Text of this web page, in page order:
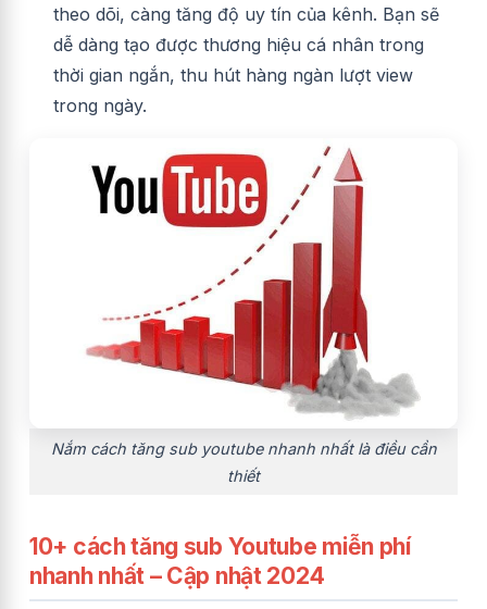
theo dõi, càng tăng độ uy tín của kênh. Bạn sẽ
dễ dàng tạo được thương hiệu cá nhân trong
thời gian ngắn, thu hút hàng ngàn lượt view
trong ngày.
Nắm cách tăng sub youtube nhanh nhất là điều cần
thiết
10+ cách tăng sub Youtube miễn phí
nhanh nhất – Cập nhật 2024